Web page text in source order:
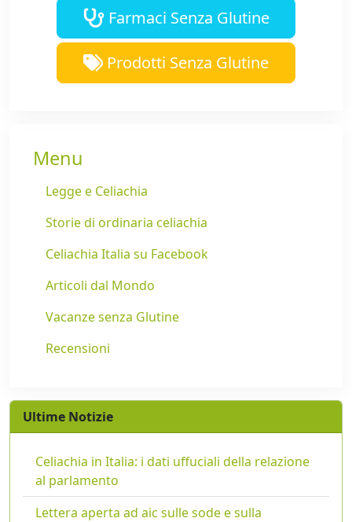
Farmaci Senza Glutine
Prodotti Senza Glutine
Menu
Legge e Celiachia
Storie di ordinaria celiachia
Celiachia Italia su Facebook
Articoli dal Mondo
Vacanze senza Glutine
Recensioni
Ultime Notizie
Celiachia in Italia: i dati uffuciali della relazione
al parlamento
Lettera aperta ad aic sulle sode e sulla